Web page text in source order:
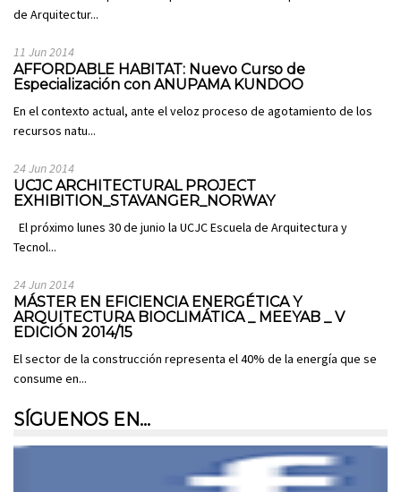
de Arquitectur...
11 Jun 2014
AFFORDABLE HABITAT: Nuevo Curso de
Especialización con ANUPAMA KUNDOO
En el contexto actual, ante el veloz proceso de agotamiento de los
recursos natu...
24 Jun 2014
UCJC ARCHITECTURAL PROJECT
EXHIBITION_STAVANGER_NORWAY
El próximo lunes 30 de junio la UCJC Escuela de Arquitectura y
Tecnol...
24 Jun 2014
MÁSTER EN EFICIENCIA ENERGÉTICA Y
ARQUITECTURA BIOCLIMÁTICA _ MEEYAB _ V
EDICIÓN 2014/15
El sector de la construcción representa el 40% de la energía que se
consume en...
SÍGUENOS EN…